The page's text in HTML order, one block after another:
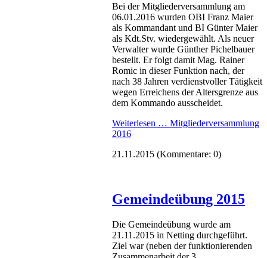
Bei der Mitgliederversammlung am
06.01.2016 wurden OBI Franz Maier
als Kommandant und BI Günter Maier
als Kdt.Stv. wiedergewählt. Als neuer
Verwalter wurde Günther Pichelbauer
bestellt. Er folgt damit Mag. Rainer
Romic in dieser Funktion nach, der
nach 38 Jahren verdienstvoller Tätigkeit
wegen Erreichens der Altersgrenze aus
dem Kommando ausscheidet.
Weiterlesen … Mitgliederversammlung
2016
21.11.2015 (Kommentare: 0)
Gemeindeübung 2015
Die Gemeindeübung wurde am
21.11.2015 in Netting durchgeführt.
Ziel war (neben der funktionierenden